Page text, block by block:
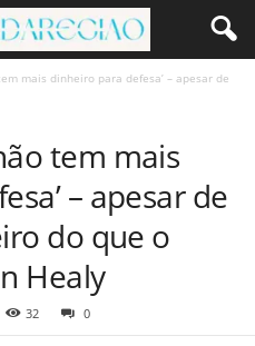
mais dinheiro para defesa’ – apesar de
tem mais
– apesar de
do que o
Healy
32 0